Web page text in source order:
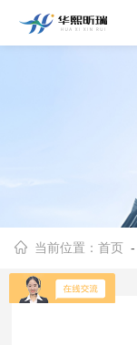
当前位置：首页 -